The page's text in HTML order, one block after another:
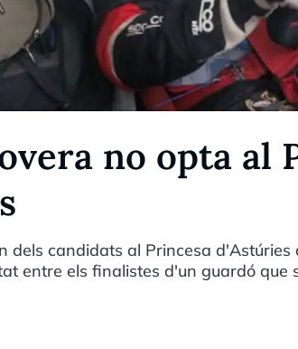
no opta al
dels candidats al Princesa
entre els finalistes d'un guardó